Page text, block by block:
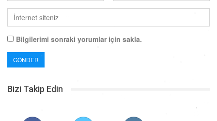
Bilgilerimi sonraki yorumlar için sakla.
Bizi Takip Edin